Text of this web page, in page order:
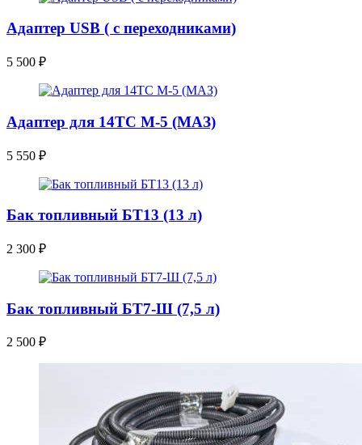
Адаптер USB ( с переходниками)
5 500 ₽
Адаптер для 14ТС М-5 (МАЗ)
5 550 ₽
Бак топливный БТ13 (13 л)
2 300 ₽
Бак топливный БТ7-Ш (7,5 л)
2 500 ₽